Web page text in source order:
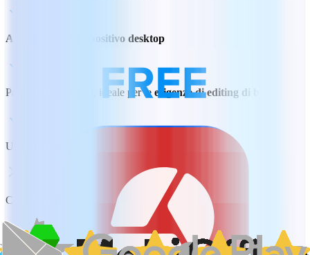
Associato a un dispositivo desktop
Paghi una volta sola, ideale per le esigenze di editing di base
Uso su PC o Mac
Converti documenti da e in PDF